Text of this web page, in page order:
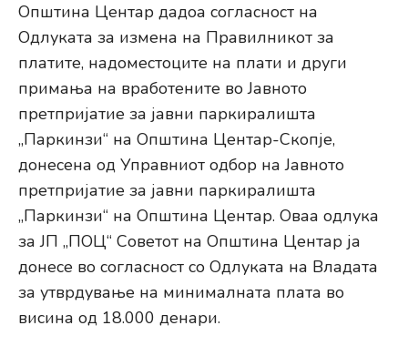
Општина Центар дадоа согласност на
Одлуката за измена на Правилникот за
платите, надоместоците на плати и други
примања на вработените во Јавното
претпријатие за јавни паркиралишта
„Паркинзи“ на Општина Центар-Скопје,
донесена од Управниот одбор на Јавното
претпријатие за јавни паркиралишта
„Паркинзи“ на Општина Центар. Оваа одлука
за ЈП „ПОЦ“ Советот на Општина Центар ја
донесе во согласност со Одлуката на Владата
за утврдување на минималната плата во
висина од 18.000 денари.